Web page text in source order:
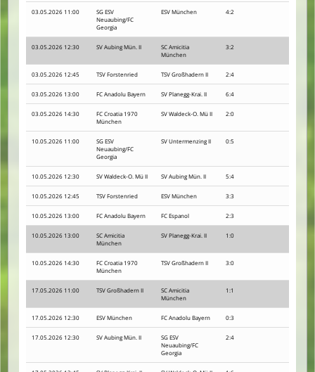
03.05.2026 11:00
SG ESV
Neuaubing/FC
Georgia
ESV München 4:2
03.05.2026 12:30 SV Aubing Mün. II
SC Amicitia
München
3:2
03.05.2026 12:45 TSV Forstenried TSV Großhadern II 2:4
03.05.2026 13:00 FC Anadolu Bayern SV Planegg-Krai. II 6:4
03.05.2026 14:30
FC Croatia 1970
München
SV Waldeck-O. Mü II 2:0
10.05.2026 11:00
SG ESV
Neuaubing/FC
Georgia
SV Untermenzing II 0:5
10.05.2026 12:30 SV Waldeck-O. Mü II SV Aubing Mün. II 5:4
10.05.2026 12:45 TSV Forstenried ESV München 3:3
10.05.2026 13:00 FC Anadolu Bayern FC Espanol 2:3
10.05.2026 13:00
SC Amicitia
München
SV Planegg-Krai. II 1:0
10.05.2026 14:30
FC Croatia 1970
München
TSV Großhadern II 3:0
17.05.2026 11:00 TSV Großhadern II
SC Amicitia
München
1:1
17.05.2026 12:30 ESV München FC Anadolu Bayern 0:3
17.05.2026 12:30 SV Aubing Mün. II
SG ESV
Neuaubing/FC
Georgia
2:4